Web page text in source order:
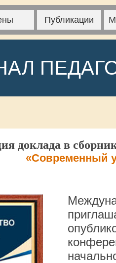
Публикации
доклада в
«Современный